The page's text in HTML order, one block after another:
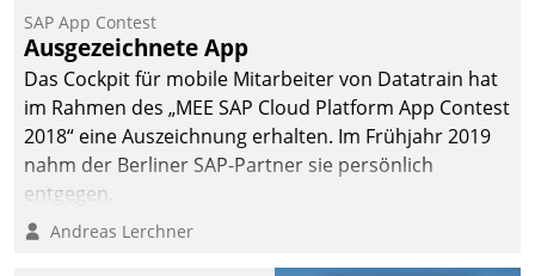
SAP App Contest
Ausgezeichnete App
Das Cockpit für mobile Mitarbeiter von Datatrain hat
im Rahmen des „MEE SAP Cloud Platform App Contest
2018“ eine Auszeichnung erhalten. Im Frühjahr 2019
nahm der Berliner SAP-Partner sie persönlich
entgegen.
Andreas Lerchner